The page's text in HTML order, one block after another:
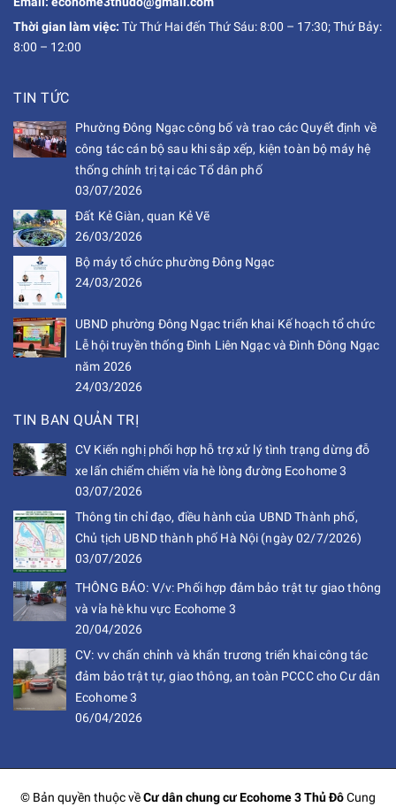
Thời gian làm việc: Từ Thứ Hai đến Thứ Sáu: 8:00 – 17:30; Thứ Bảy:
8:00 – 12:00
TIN TỨC
Phường Đông Ngạc công bố và trao các Quyết định về
công tác cán bộ sau khi sắp xếp, kiện toàn bộ máy hệ
thống chính trị tại các Tổ dân phố
03/07/2026
Đất Kẻ Giàn, quan Kẻ Vẽ
26/03/2026
Bộ máy tổ chức phường Đông Ngạc
24/03/2026
UBND phường Đông Ngạc triển khai Kế hoạch tổ chức
Lễ hội truyền thống Đình Liên Ngạc và Đình Đông Ngạc
năm 2026
24/03/2026
TIN BAN QUẢN TRỊ
CV Kiến nghị phối hợp hỗ trợ xử lý tình trạng dừng đỗ
xe lấn chiếm chiếm vỉa hè lòng đường Ecohome 3
03/07/2026
Thông tin chỉ đạo, điều hành của UBND Thành phố,
Chủ tịch UBND thành phố Hà Nội (ngày 02/7/2026)
03/07/2026
THÔNG BÁO: V/v: Phối hợp đảm bảo trật tự giao thông
và vỉa hè khu vực Ecohome 3
20/04/2026
CV: vv chấn chỉnh và khẩn trương triển khai công tác
đảm bảo trật tự, giao thông, an toàn PCCC cho Cư dân
Ecohome 3
06/04/2026
© Bản quyền thuộc vềCư dân chung cư Ecohome 3 Thủ ĐôCung